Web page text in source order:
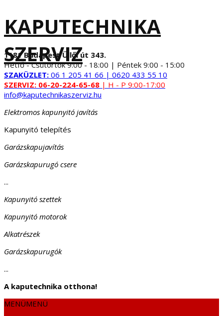
KAPUTECHNIKA
SZERVIZ
1181 Budapest Üllői út 343.
Hétfő - Csütörtök 9:00 - 18:00 | Péntek 9:00 - 15:00
SZAKÜZLET: 06 1 205 41 66 | 0620 433 55 10
SZERVIZ: 06-20-224-65-68 | H - P 9:00-17:00
info@kaputechnikaszerviz.hu
Elektromos kapunyitó javítás
Kapunyitó telepítés
Garázskapujavítás
Garázskapurugó csere
...
Kapunyitó szettek
Kapunyitó motorok
Alkatrészek
Garázskapurugók
...
A kaputechnika otthona!
MENÜMENÜ